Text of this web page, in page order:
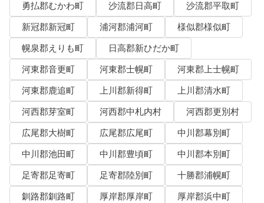
勇払郡むかわ町
沙流郡日高町
沙流郡平取町
新冠郡新冠町
浦河郡浦河町
様似郡様似町
幌泉郡えりも町
日高郡新ひだか町
河東郡音更町
河東郡士幌町
河東郡上士幌町
河東郡鹿追町
上川郡新得町
上川郡清水町
河西郡芽室町
河西郡中札内村
河西郡更別村
広尾郡大樹町
広尾郡広尾町
中川郡幕別町
中川郡池田町
中川郡豊頃町
中川郡本別町
足寄郡足寄町
足寄郡陸別町
十勝郡浦幌町
釧路郡釧路町
厚岸郡厚岸町
厚岸郡浜中町